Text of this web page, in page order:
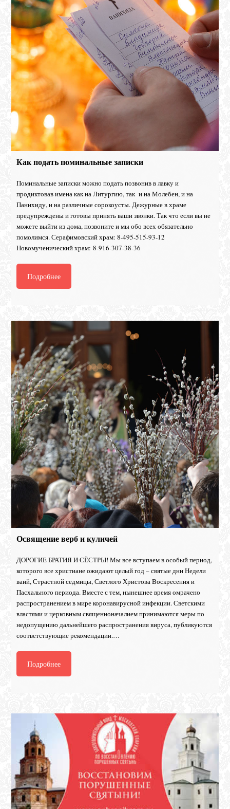
Как подать поминальные записки
Поминальные записки можно подать позвонив в лавку и
продиктовав имена как на Литургию, так и на Молебен, и на
Панихиду, и на различные сорокоусты. Дежурные в храме
предупреждены и готовы принять ваши звонки. Так что если вы не
можете выйти из дома, позвоните и мы обо всех обязательно
помолимся. Серафимовский храм: 8-495-515-93-12
Новомученический храм: 8-916-307-38-36
Подробнее
Освящение верб и куличей
ДОРОГИЕ БРАТИЯ И СЁСТРЫ! Мы все вступаем в особый период,
которого все христиане ожидают целый год – святые дни Недели
ваий, Страстной седмицы, Светлого Христова Воскресения и
Пасхального периода. Вместе с тем, нынешнее время омрачено
распространением в мире коронавирусной инфекции. Светскими
властями и церковным священноначалием принимаются меры по
недопущению дальнейшего распространения вируса, публикуются
соответствующие рекомендации.…
Подробнее